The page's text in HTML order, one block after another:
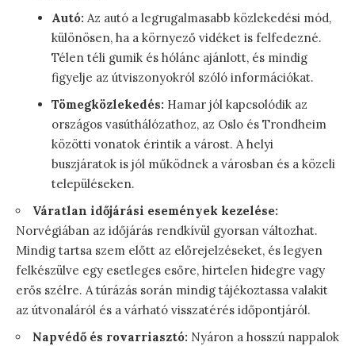
Autó: Az autó a legrugalmasabb közlekedési mód,
különösen, ha a környező vidéket is felfedezné.
Télen téli gumik és hólánc ajánlott, és mindig
figyelje az útviszonyokról szóló információkat.
Tömegközlekedés: Hamar jól kapcsolódik az
országos vasúthálózathoz, az Oslo és Trondheim
közötti vonatok érintik a várost. A helyi
buszjáratok is jól működnek a városban és a közeli
településeken.
Váratlan időjárási események kezelése:
Norvégiában az időjárás rendkívül gyorsan változhat.
Mindig tartsa szem előtt az előrejelzéseket, és legyen
felkészülve egy esetleges esőre, hirtelen hidegre vagy
erős szélre. A túrázás során mindig tájékoztassa valakit
az útvonaláról és a várható visszatérés időpontjáról.
Napvédő és rovarriasztó: Nyáron a hosszú nappalok